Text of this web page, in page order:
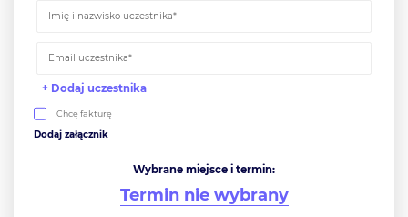
+ Dodaj uczestnika
Chcę fakturę
Wybrane miejsce i termin:
Termin nie wybrany